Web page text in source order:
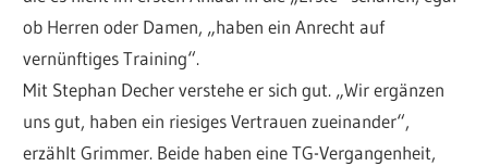
ob Herren oder Damen, „haben ein Anrecht auf
vernünftiges Training“.
Mit Stephan Decher verstehe er sich gut. „Wir ergänzen
uns gut, haben ein riesiges Vertrauen zueinander“,
erzählt Grimmer. Beide haben eine TG-Vergangenheit,